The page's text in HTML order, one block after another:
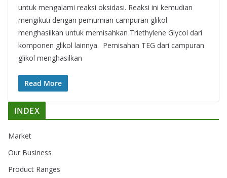
untuk mengalami reaksi oksidasi. Reaksi ini kemudian
mengikuti dengan pemurnian campuran glikol
menghasilkan untuk memisahkan Triethylene Glycol dari
komponen glikol lainnya. Pemisahan TEG dari campuran
glikol menghasilkan
Read More
INDEX
Market
Our Business
Product Ranges